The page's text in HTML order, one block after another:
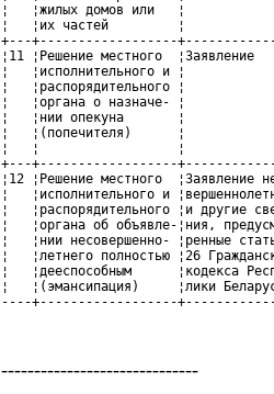
------------------------------